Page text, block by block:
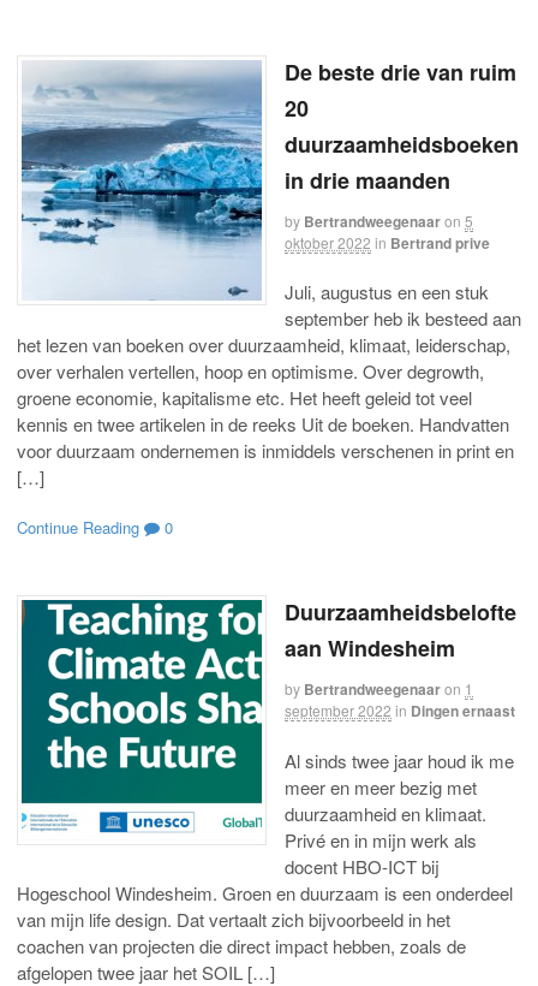
De beste drie van ruim
20
duurzaamheidsboeken
in drie maanden
by Bertrandweegenaaron 5
oktober 2022 in Bertrand prive
Juli, augustus en een stuk
september heb ik besteed aan
het lezen van boeken over duurzaamheid, klimaat, leiderschap,
over verhalen vertellen, hoop en optimisme. Over degrowth,
groene economie, kapitalisme etc. Het heeft geleid tot veel
kennis en twee artikelen in de reeks Uit de boeken. Handvatten
voor duurzaam ondernemen is inmiddels verschenen in print en
[…]
Continue Reading 0
Duurzaamheidsbelofte
aan Windesheim
by Bertrandweegenaaron 1
september 2022 in Dingen ernaast
Al sinds twee jaar houd ik me
meer en meer bezig met
duurzaamheid en klimaat.
Privé en in mijn werk als
docent HBO-ICT bij
Hogeschool Windesheim. Groen en duurzaam is een onderdeel
van mijn life design. Dat vertaalt zich bijvoorbeeld in het
coachen van projecten die direct impact hebben, zoals de
afgelopen twee jaar het SOIL […]